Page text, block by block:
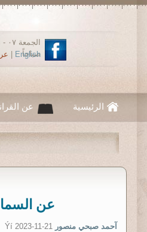
صباحاً
English
الرئيسية عن
عن
آحمد صبحي منصور Ýí 2023-11-21